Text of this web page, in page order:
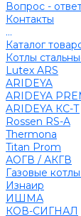
Вопрос -
Контакты
...
Каталог
Котлы
Lutex ARS
ARIDEYA
ARIDEYA
ARIDEYA КС-Т
Rossen RS-A
Thermona
Titan Prom
АОГВ / АКГВ
Газовые
Изнаир
ИШМА
КОВ-СИГНАЛ